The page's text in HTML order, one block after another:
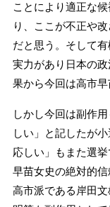
ことにより適正な
り、ここが不正や
だと思う。そして
実力があり日本の
果から今回は高市早
しかし今回は副作
しい」と記したが
応しい」もまた選
早苗女史の絶対的
高市派である岸田